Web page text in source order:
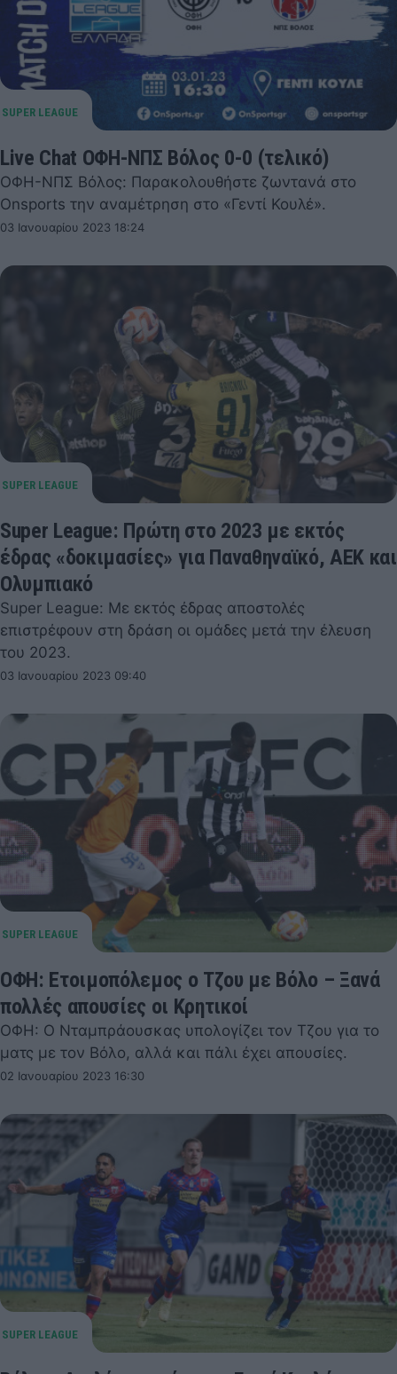
Live Chat ΟΦΗ-ΝΠΣ Βόλος 0-0 (τελικό)
ΟΦΗ-ΝΠΣ Βόλος: Παρακολουθήστε ζωντανά στο
Onsports την αναμέτρηση στο «Γεντί Κουλέ».
03 Ιανουαρίου 2023 18:24
Super League: Πρώτη στο 2023 με εκτός
έδρας «δοκιμασίες» για Παναθηναϊκό, ΑΕΚ και
Ολυμπιακό
Super League: Με εκτός έδρας αποστολές
επιστρέφουν στη δράση οι ομάδες μετά την έλευση
του 2023.
03 Ιανουαρίου 2023 09:40
ΟΦΗ: Ετοιμοπόλεμος ο Τζου με Βόλο – Ξανά
πολλές απουσίες οι Κρητικοί
ΟΦΗ: Ο Νταμπράουσκας υπολογίζει τον Τζου για το
ματς με τον Βόλο, αλλά και πάλι έχει απουσίες.
02 Ιανουαρίου 2023 16:30